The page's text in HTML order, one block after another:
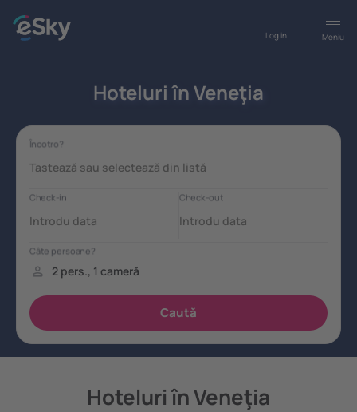
Meniu
Log in
Hoteluri în Veneţia
Hoteluri în Veneţia